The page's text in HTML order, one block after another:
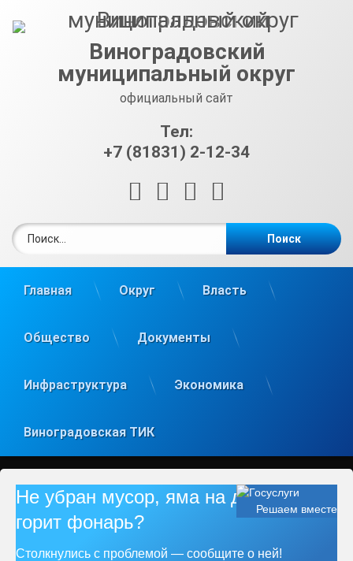
Виноградовский
муниципальный округ
официальный сайт
Тел:
+7 (81831) 2-12-34
RSS E-mailВКонтакте
Главная Округ Власть
Общество Документы
Инфраструктура Экономика
Виноградовская ТИК
Решаем вместе
Не убран мусор, яма на дороге, не
горит фонарь?
Столкнулись с проблемой — сообщите о ней!